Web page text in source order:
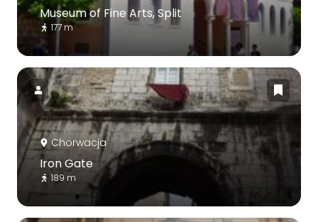
Museum of Fine Arts, Split
177 m
Chorwacja
Iron Gate
189 m